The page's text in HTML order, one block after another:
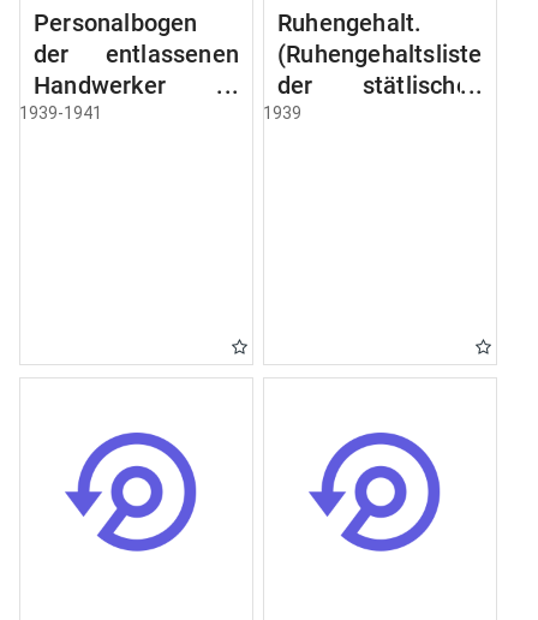
Personalbogen
der entlassenen
Handwerker u.
Arbeiter des
1939-1941
Ruhengehalt.
(Ruhengehaltsliste
der stätlischen
Beamten u.
Raczyński! Schen
Bibliothek).
1939